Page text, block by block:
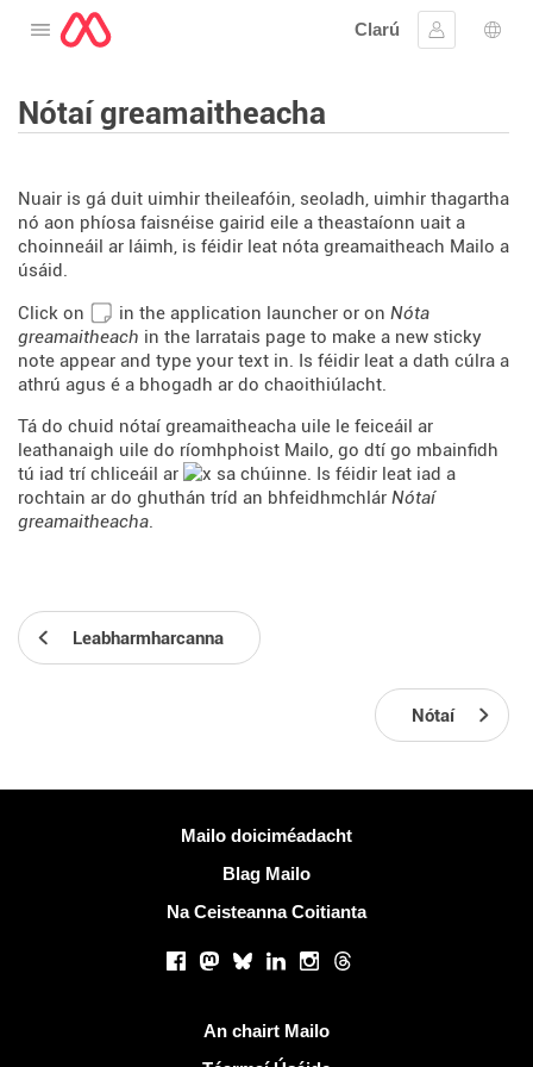
Oscail an roghchlár
Clarú
Sínigh
Nótaí greamaitheacha
Nuair is gá duit uimhir theileafóin, seoladh, uimhir thagartha
nó aon phíosa faisnéise gairid eile a theastaíonn uait a
choinneáil ar láimh, is féidir leat nóta greamaitheach Mailo a
úsáid.
Click on
in the application launcher or on Nóta
greamaitheach in the Iarratais page to make a new sticky
note appear and type your text in. Is féidir leat a dath cúlra a
athrú agus é a bhogadh ar do chaoithiúlacht.
Tá do chuid nótaí greamaitheacha uile le feiceáil ar
leathanaigh uile do ríomhphoist Mailo, go dtí go mbainfidh
tú iad trí chliceáil ar
sa chúinne. Is féidir leat iad a
rochtain ar do ghuthán tríd an bhfeidhmchlár Nótaí
greamaitheacha.
Leabharmharcanna
Nótaí
Mailo doiciméadacht
Blag Mailo
Na Ceisteanna Coitianta
Facebook
Mastodon
BlueskyLinkedInInstagram
Threads
An chairt Mailo